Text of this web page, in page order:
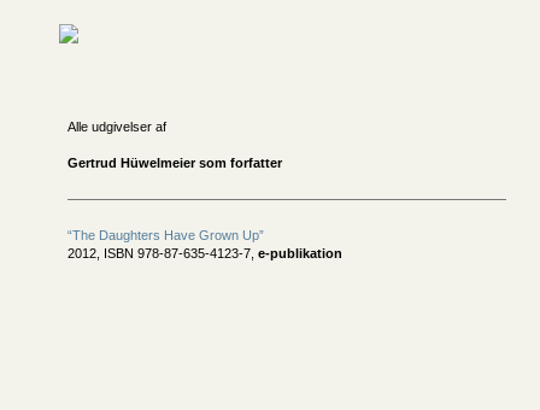
Alle udgivelser af
Gertrud Hüwelmeier som forfatter
“The Daughters Have Grown Up”
2012, ISBN 978-87-635-4123-7, e-publikation